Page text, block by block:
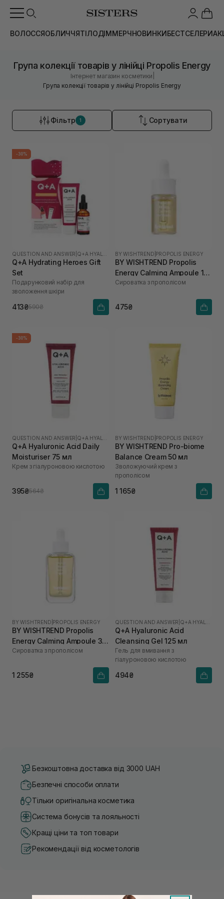
ВОЛОССЯОБЛИЧЧЯТІЛОДІММЕРЧНОВИНКИБЕСТСЕЛЕРИ
Група колекції товарів у лінійці Propolis Energy
Інтернет магазин косметики
Група колекції товарів у лінійці Propolis Energy
Фільтр 1 Сортувати
-30%
QUESTION AND ANSWER
Q+A Hydrating Heroes Gift
Set
Подарунковий набір для
зволоження шкіри
413₴590₴
BY WISHTREND PROPOLIS ENERGY
BY WISHTREND Propolis
Energy Calming Ampoule 10
мл
Сироватка з прополісом
475₴
-30%
QUESTION AND ANSWER
Q+A Hyaluronic Acid Daily
Moisturiser 75 мл
Крем з гіалуроновою кислотою
395₴564₴
BY WISHTREND PROPOLIS ENERGY
BY WISHTREND Pro-biome
Balance Cream 50 мл
Зволожуючий крем з
прополісом
1 165₴
BY WISHTREND PROPOLIS ENERGY
BY WISHTREND Propolis
Energy Calming Ampoule 30
мл
Сироватка з прополісом
1 255₴
QUESTION AND ANSWER
Q+A Hyaluronic Acid
Cleansing Gel 125 мл
Гель для вмивання з
гіалуроновою кислотою
494₴
Безкоштовна доставка від 3000 UAH
Безпечні способи оплати
Тільки оригінальна косметика
Система бонусів та лояльності
Кращі ціни та топ товари
Рекомендації від косметологів